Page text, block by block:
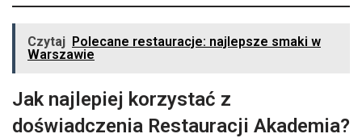
Czytaj Polecane restauracje: najlepsze smaki w
Warszawie
Jak najlepiej korzystać z
doświadczenia Restauracji Akademia?